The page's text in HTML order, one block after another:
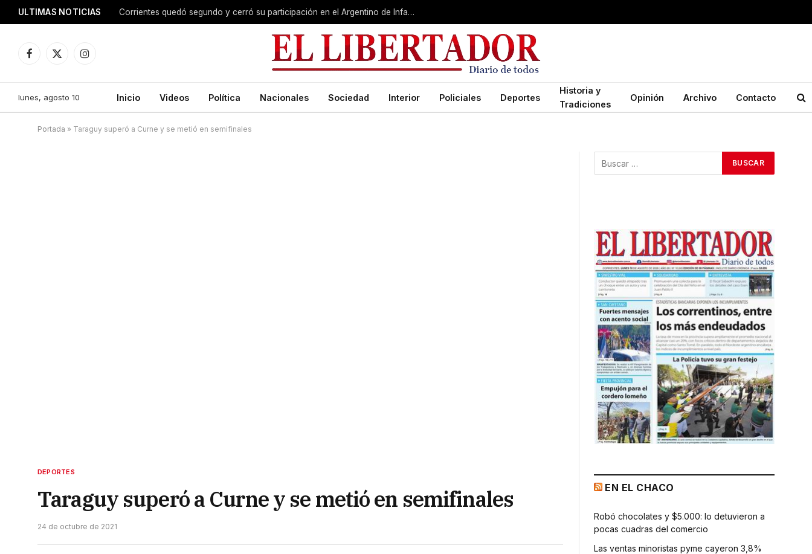
ULTIMAS NOTICIAS Corrientes quedó segundo y cerró su participación en el Argentino de Infantiles masculino
Facebook
X
Instagram
lunes, agosto 10 Inicio Videos Política Nacionales Sociedad Interior Policiales Deportes
Historia y
Tradiciones
Opinión Archivo Contacto
Portada » Taraguy superó a Curne y se metió en semifinales
DEPORTES
Taraguy superó a Curne y se metió en semifinales
24 de octubre de 2021
EN EL CHACO
Robó chocolates y $5.000: lo detuvieron a
pocas cuadras del comercio
Las ventas minoristas pyme cayeron 3,8%